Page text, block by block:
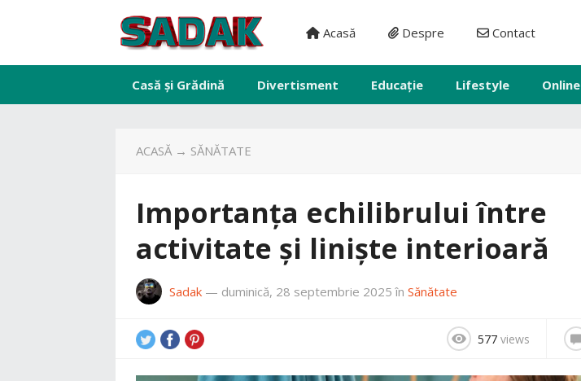
Acasă Despre Contact
Casă și Grădină Divertisment Educație Lifestyle Online
ACASĂ→ SĂNĂTATE
Importanța echilibrului între
activitate și liniște interioară
Sadak — duminică, 28 septembrie 2025 în Sănătate
577 views